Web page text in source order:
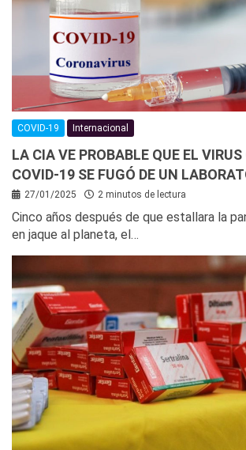
COVID-19 Internacional
LA CIA VE PROBABLE QUE EL
COVID-19 SE FUGÓ DE UN
27/01/2025 2 minutos de lectura
Cinco años después de que estallara la
en jaque al planeta, el…